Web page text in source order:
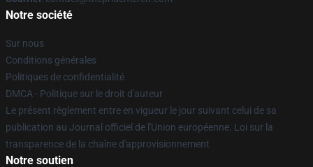
Notre société
Sur nous
Conditions générales
Politiques de confidentialité
DMCA - Politique sur le droit d'auteur
Le présent règlement entre en vigueur le jour suivant celui de sa
publication au Journal officiel de l'Union européenne. Loi sur la
transparence de la chaîne d'approvisionnement
Notre soutien